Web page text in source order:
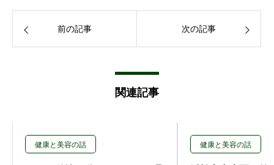
前の記事 次の記事
関連記事
健康と美容の話 健康と美容の話